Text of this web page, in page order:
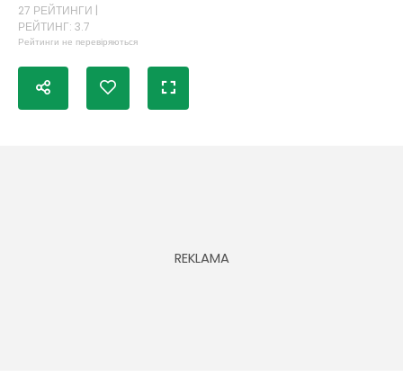
27 РЕЙТИНГИ |
РЕЙТИНГ: 3.7
Рейтинги не перевіряються